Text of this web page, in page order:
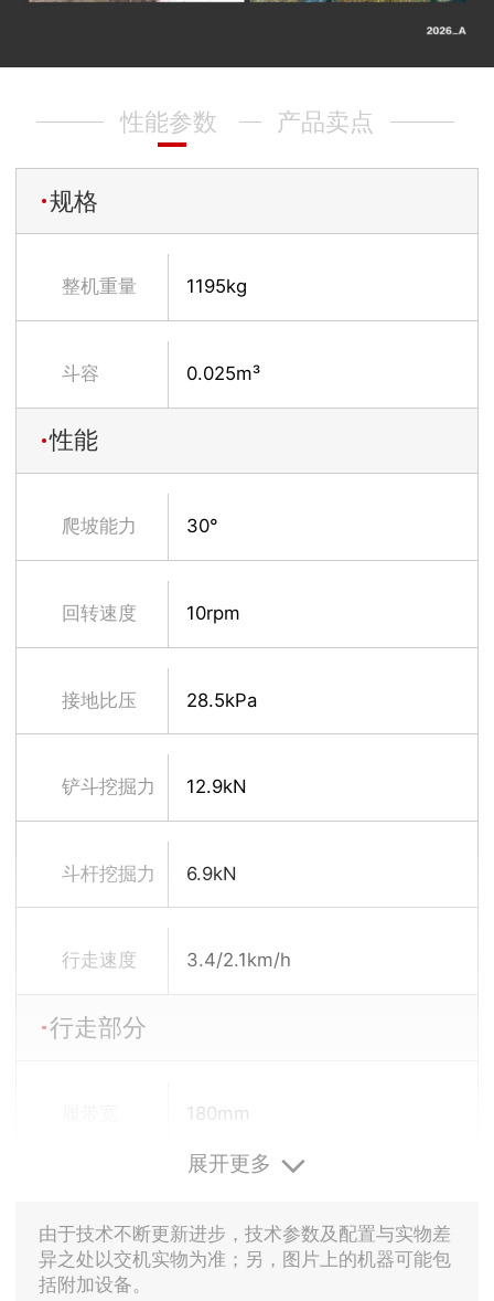
性能参数 产品卖点
规格
整机重量 1195kg
斗容 0.025m³
性能
爬坡能力 30°
回转速度 10rpm
接地比压 28.5kPa
铲斗挖掘力 12.9kN
斗杆挖掘力 6.9kN
行走速度 3.4/2.1km/h
行走部分
180mm
展开更多
由于技术不断更新进步，技术参数及配置与实物差
异之处以交机实物为准；另，图片上的机器可能包
括附加设备。